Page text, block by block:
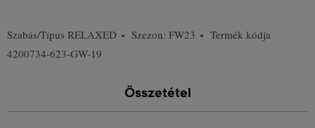
Szabás/Típus RELAXED Szezon: FW23
Termék kódja
4200734-623-GW-19
Összetétel